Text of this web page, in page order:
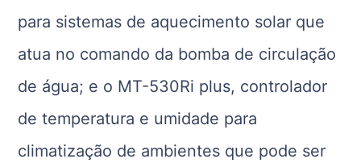
para sistemas de aquecimento solar que
atua no comando da bomba de circulação
de água; e o MT-530Ri plus, controlador
de temperatura e umidade para
climatização de ambientes que pode ser